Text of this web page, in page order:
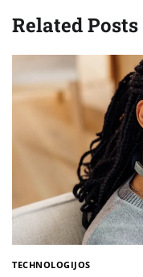
Related Posts
TECHNOLOGIJOS